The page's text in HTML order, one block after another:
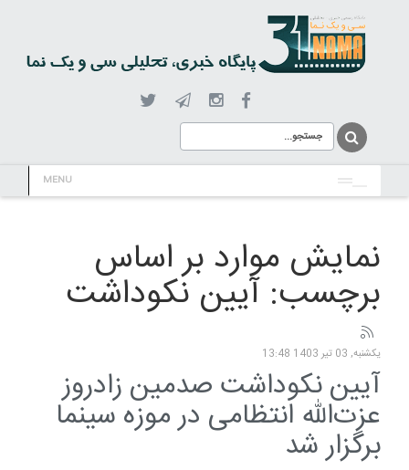
MENU
نمایش موارد بر اساس
برچسب: آیین نکوداشت
یکشنبه, 03 تیر 1403 13:48
آیین نکوداشت صدمین زادروز
عزت‌الله انتظامی در موزه سینما
برگزار شد